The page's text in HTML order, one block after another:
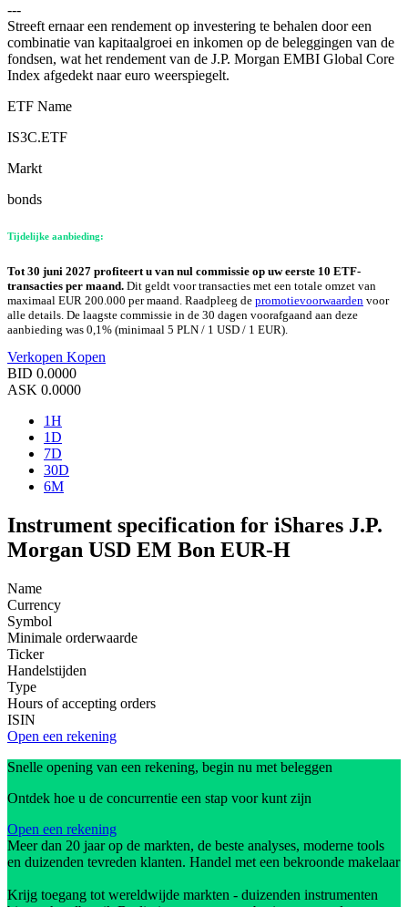
---
Streeft ernaar een rendement op investering te behalen door een
combinatie van kapitaalgroei en inkomen op de beleggingen van de
fondsen, wat het rendement van de J.P. Morgan EMBI Global Core
Index afgedekt naar euro weerspiegelt.
ETF Name
IS3C.ETF
Markt
bonds
Tijdelijke aanbieding:
Tot 30 juni 2027 profiteert u van nul commissie op uw eerste 10 ETF-
transacties per maand. Dit geldt voor transacties met een totale omzet van
maximaal EUR 200.000 per maand. Raadpleeg de promotievoorwaarden voor
alle details. De laagste commissie in de 30 dagen voorafgaand aan deze
aanbieding was 0,1% (minimaal 5 PLN / 1 USD / 1 EUR).
Verkopen Kopen
BID 0.0000
ASK 0.0000
1H
1D
7D
30D
6M
Instrument specification for iShares J.P.
Morgan USD EM Bon EUR-H
Name
Currency
Symbol
Minimale orderwaarde
Ticker
Handelstijden
Type
Hours of accepting orders
ISIN
Open een rekening
Snelle opening van een rekening, begin nu met beleggen
Ontdek hoe u de concurrentie een stap voor kunt zijn
Open een rekening
Meer dan 20 jaar op de markten, de beste analyses, moderne tools
en duizenden tevreden klanten. Handel met een bekroonde makelaar
Krijg toegang tot wereldwijde markten - duizenden instrumenten